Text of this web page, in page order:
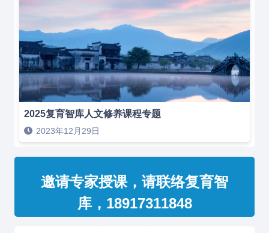
2025复育智库人文修养课程专题
2023年12月29日
邀请专家授课，请联络复育智
库，18917311848